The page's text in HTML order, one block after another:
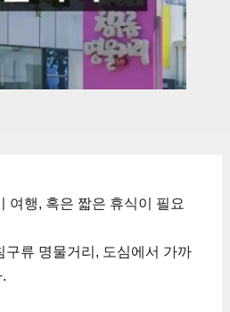
여행, 혹은 짧은 휴식이 필요
구류 명물거리, 도심에서 가까